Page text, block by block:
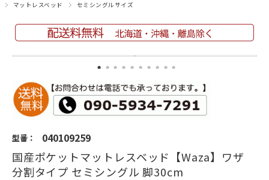
マットレスベッド
セミシングルサイズ
型番： 040109259
国産ポケットマットレスベッド【Waza】ワザ
分割タイプ セミシングル 脚30cm